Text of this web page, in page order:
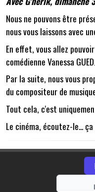
Nous ne pouvons être
nous vous laissons avec
En effet, vous allez
comédienne Vanessa
Par la suite, nous vous
du compositeur de
Tout cela, c'est
Le cinéma, écoutez-le...